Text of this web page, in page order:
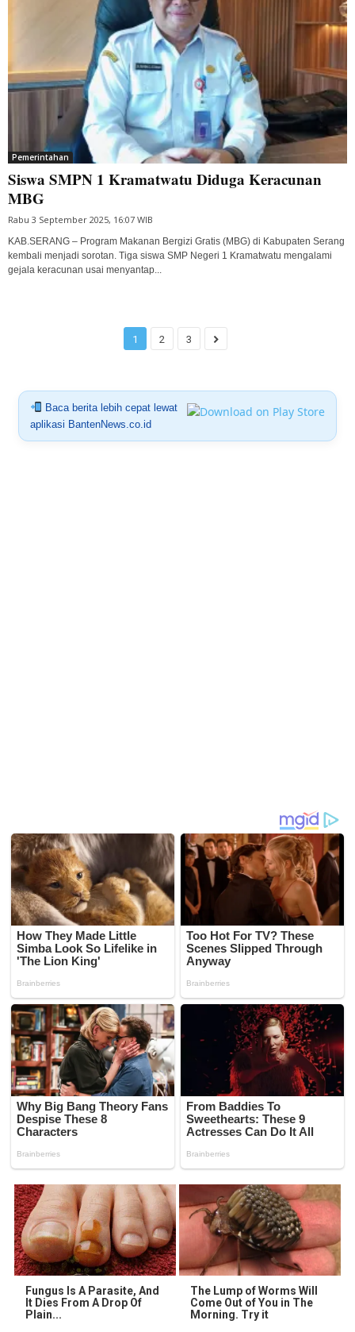
Pemerintahan
Siswa SMPN 1 Kramatwatu Diduga Keracunan
MBG
Rabu 3 September 2025, 16:07 WIB
KAB.SERANG – Program Makanan Bergizi Gratis (MBG) di Kabupaten Serang
kembali menjadi sorotan. Tiga siswa SMP Negeri 1 Kramatwatu mengalami
gejala keracunan usai menyantap...
1 2 3
Baca berita lebih cepat lewat
aplikasi BantenNews.co.id
Fungus Is A Parasite, And
It Dies From A Drop Of
Plain...
The Lump of Worms Will
Come Out of You in The
Morning. Try it